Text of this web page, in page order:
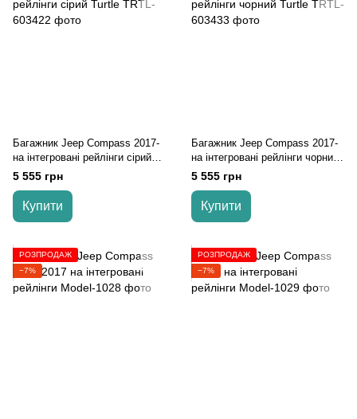
Багажник Jeep Compass 2017-
на інтегровані рейлінги cірий
Turtle
5 555 грн
Купити
Багажник Jeep Compass 2017-
на інтегровані рейлінги чорний
Turtle
5 555 грн
Купити
РОЗПРОДАЖ
−7%
РОЗПРОДАЖ
−7%